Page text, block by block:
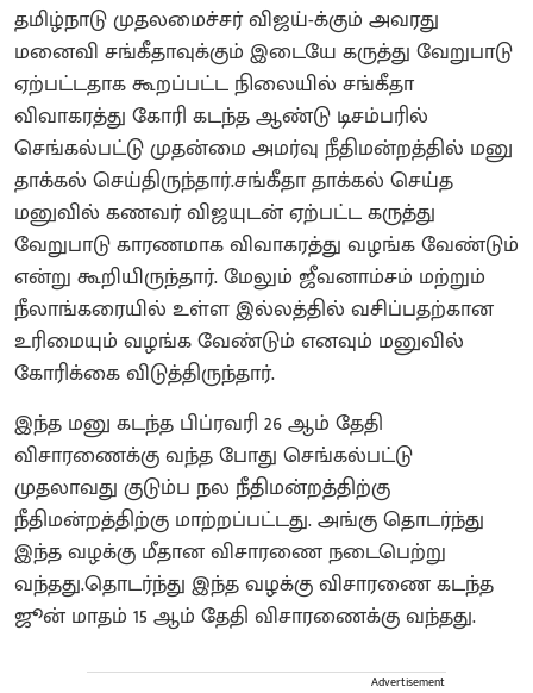
தமிழ்நாடு முதலமைச்சர் விஜய்-க்கும் அவரது
மனைவி சங்கீதாவுக்கும் இடையே கருத்து வேறுபாடு
ஏற்பட்டதாக கூறப்பட்ட நிலையில் சங்கீதா
விவாகரத்து கோரி கடந்த ஆண்டு டிசம்பரில்
செங்கல்பட்டு முதன்மை அமர்வு நீதிமன்றத்தில் மனு
தாக்கல் செய்திருந்தார்.சங்கீதா தாக்கல் செய்த
மனுவில் கணவர் விஜயுடன் ஏற்பட்ட கருத்து
வேறுபாடு காரணமாக விவாகரத்து வழங்க வேண்டும்
என்று கூறியிருந்தார். மேலும் ஜீவனாம்சம் மற்றும்
நீலாங்கரையில் உள்ள இல்லத்தில் வசிப்பதற்கான
உரிமையும் வழங்க வேண்டும் எனவும் மனுவில்
கோரிக்கை விடுத்திருந்தார்.
இந்த மனு கடந்த பிப்ரவரி 26 ஆம் தேதி
விசாரணைக்கு வந்த போது செங்கல்பட்டு
முதலாவது குடும்ப நல நீதிமன்றத்திற்கு
நீதிமன்றத்திற்கு மாற்றப்பட்டது. அங்கு தொடர்ந்து
இந்த வழக்கு மீதான விசாரணை நடைபெற்று
வந்தது.தொடர்ந்து இந்த வழக்கு விசாரணை கடந்த
ஜூன் மாதம் 15 ஆம் தேதி விசாரணைக்கு வந்தது.
Advertisement